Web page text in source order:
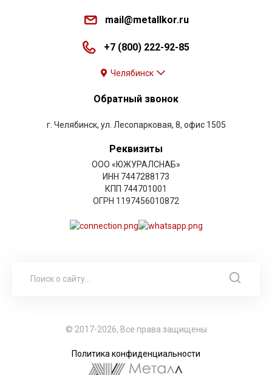
mail@metallkor.ru
+7 (800) 222-92-85
Челябинск
Обратный звонок
г. Челябинск, ул. Лесопарковая, 8, офис 1505
Реквизиты
ООО «ЮЖУРАЛСНАБ»
ИНН 7447288173
КПП 744701001
ОГРН 1197456010872
© 2017-2026, Все права защищены
Политика конфиденциальности